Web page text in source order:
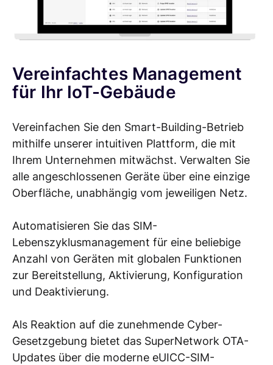
Vereinfachtes Management
für Ihr IoT-Gebäude
Vereinfachen Sie den Smart-Building-Betrieb
mithilfe unserer intuitiven Plattform, die mit
Ihrem Unternehmen mitwächst. Verwalten Sie
alle angeschlossenen Geräte über eine einzige
Oberfläche, unabhängig vom jeweiligen Netz.
Automatisieren Sie das SIM-
Lebenszyklusmanagement für eine beliebige
Anzahl von Geräten mit globalen Funktionen
zur Bereitstellung, Aktivierung, Konfiguration
und Deaktivierung.
Als Reaktion auf die zunehmende Cyber-
Gesetzgebung bietet das SuperNetwork OTA-
Updates über die moderne eUICC-SIM-